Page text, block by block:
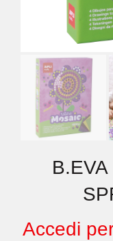
Accedi